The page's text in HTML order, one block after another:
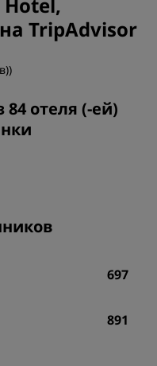
Hotel,
TripAdvisor
отеля (-ей)
697
891